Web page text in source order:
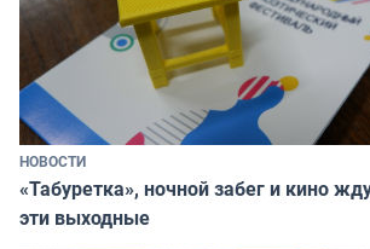
НОВОСТИ
«Табуретка», ночной забег и кино
эти выходные